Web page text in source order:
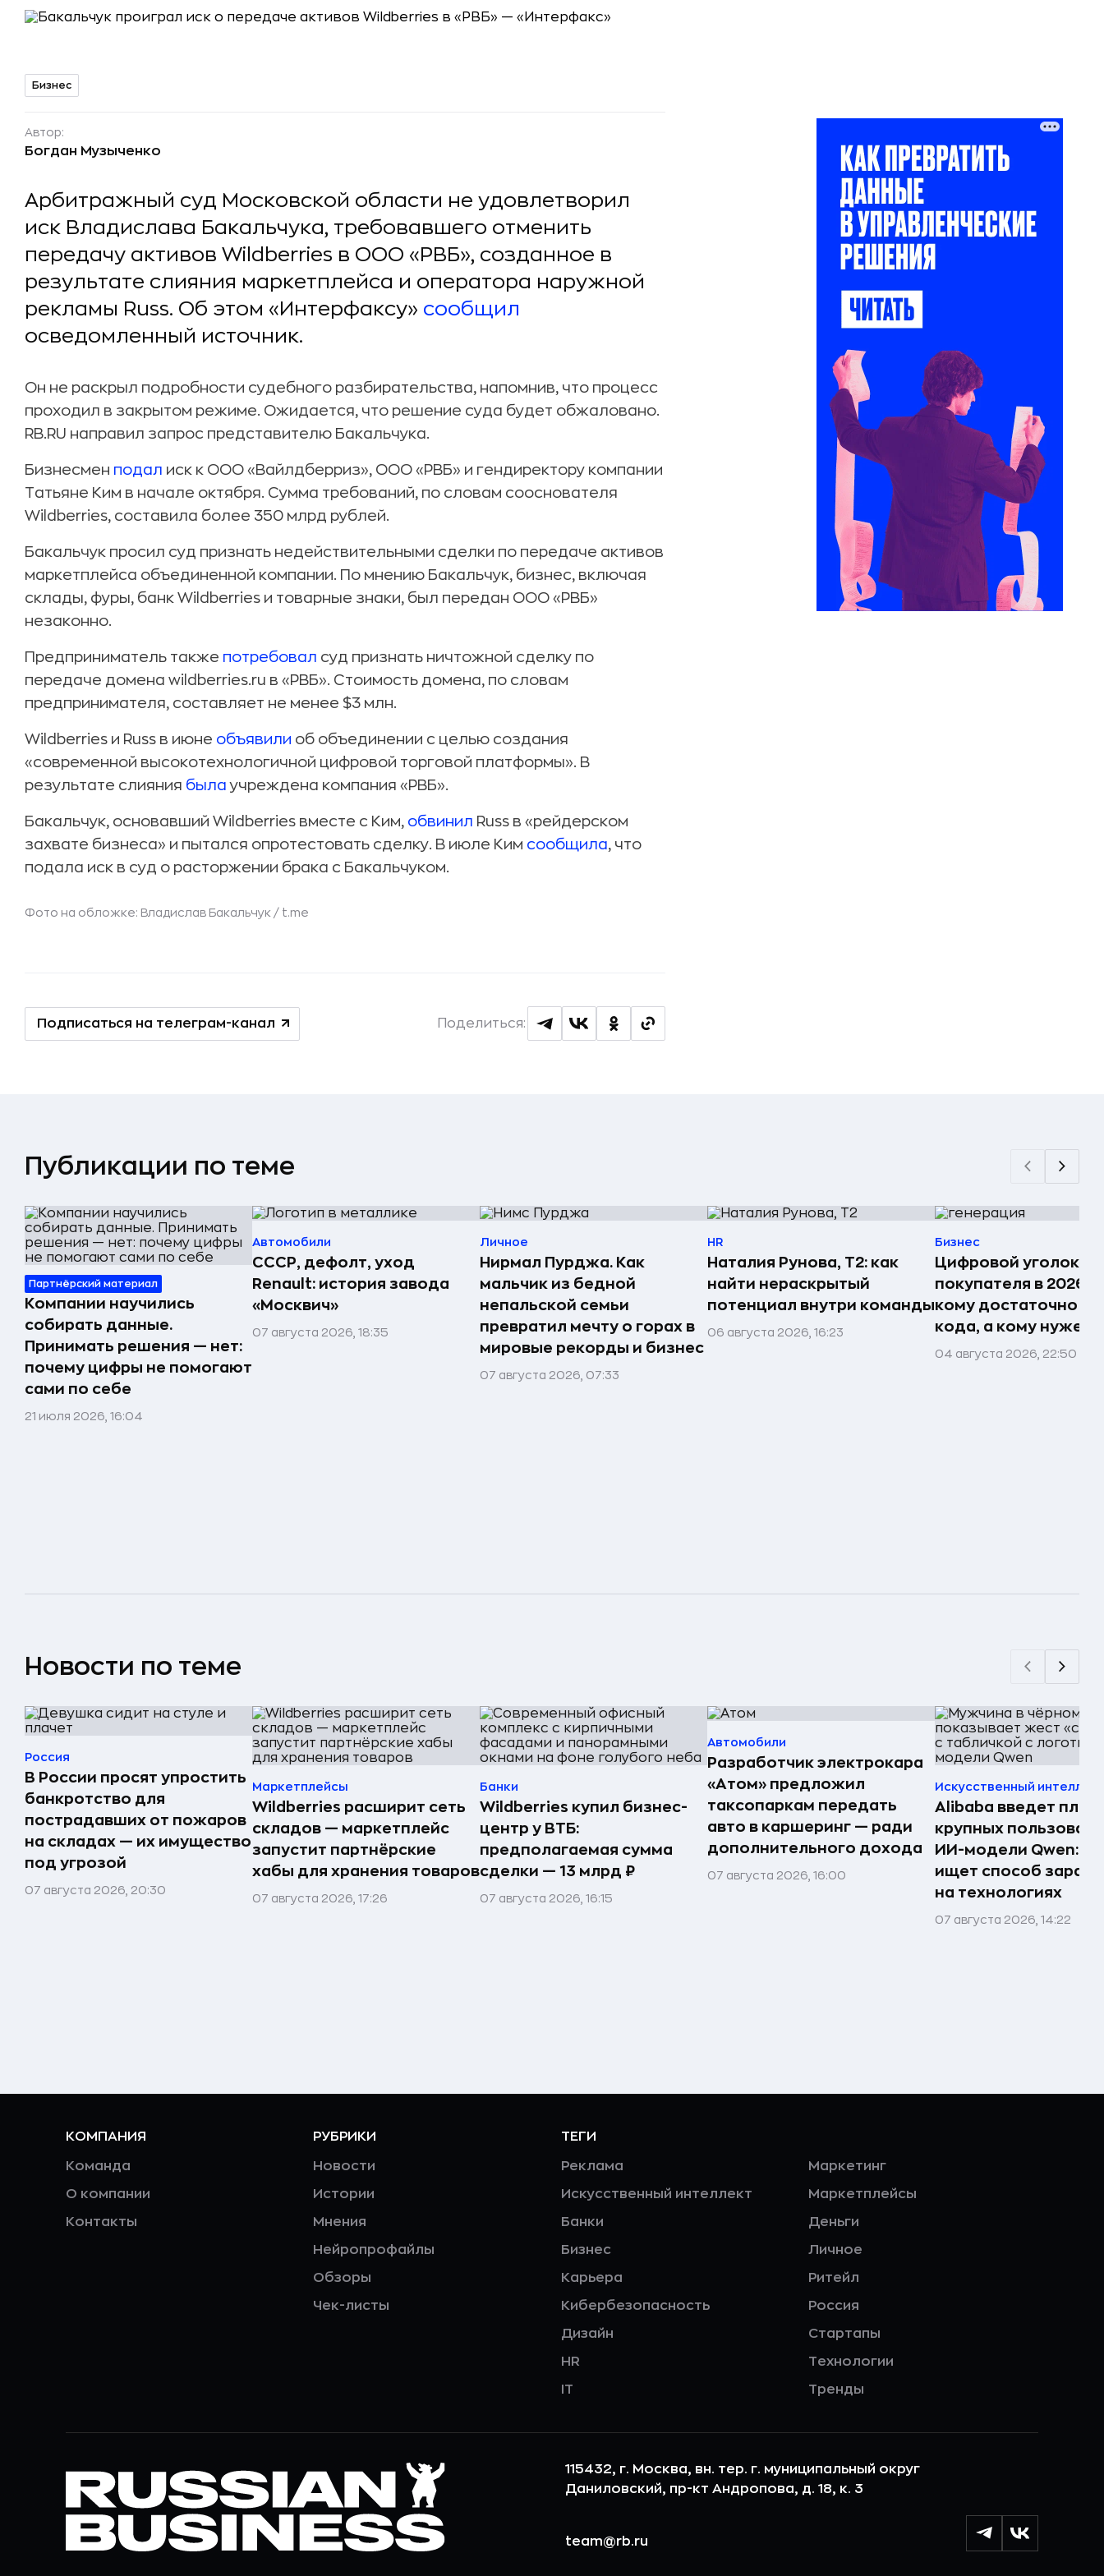
Бизнес
Автор:
Богдан Музыченко
Арбитражный суд Московской области не удовлетворил
иск Владислава Бакальчука, требовавшего отменить
передачу активов Wildberries в ООО «РВБ», созданное в
результате слияния маркетплейса и оператора наружной
рекламы Russ. Об этом «Интерфаксу» сообщил
осведомленный источник.
Он не раскрыл подробности судебного разбирательства, напомнив, что процесс
проходил в закрытом режиме. Ожидается, что решение суда будет обжаловано.
RB.RU направил запрос представителю Бакальчука.
Бизнесмен подал иск к ООО «Вайлдберриз», ООО «РВБ» и гендиректору компании
Татьяне Ким в начале октября. Сумма требований, по словам сооснователя
Wildberries, составила более 350 млрд рублей.
Бакальчук просил суд признать недействительными сделки по передаче активов
маркетплейса объединенной компании. По мнению Бакальчук, бизнес, включая
склады, фуры, банк Wildberries и товарные знаки, был передан ООО «РВБ»
незаконно.
Предприниматель также потребовал суд признать ничтожной сделку по
передаче домена wildberries.ru в «РВБ». Стоимость домена, по словам
предпринимателя, составляет не менее $3 млн.
Wildberries и Russ в июне объявили об объединении с целью создания
«современной высокотехнологичной цифровой торговой платформы». В
результате слияния была учреждена компания «РВБ».
Бакальчук, основавший Wildberries вместе с Ким, обвинил Russ в «рейдерском
захвате бизнеса» и пытался опротестовать сделку. В июле Ким сообщила, что
подала иск в суд о расторжении брака с Бакальчуком.
Фото на обложке: Владислав Бакальчук / t.me
Подписаться на телеграм-канал Поделиться:
Публикации по теме
Партнёрский материал
Компании научились
собирать данные.
Принимать решения — нет:
почему цифры не помогают
сами по себе
21 июля 2026, 16:04
Автомобили
СССР, дефолт, уход
Renault: история завода
«Москвич»
07 августа 2026, 18:35
Личное
Нирмал Пурджа. Как
мальчик из бедной
непальской семьи
превратил мечту о горах в
мировые рекорды и бизнес
07 августа 2026, 07:33
HR
Наталия Рунова, Т2: как
найти нераскрытый
потенциал внутри команды
06 августа 2026, 16:23
Бизнес
Цифровой уголок
покупателя в 2026
кому достаточно
кода, а кому нужен
04 августа 2026, 22:50
Новости по теме
Россия
В России просят упростить
банкротство для
пострадавших от пожаров
на складах — их имущество
под угрозой
07 августа 2026, 20:30
Маркетплейсы
Wildberries расширит сеть
складов — маркетплейс
запустит партнёрские
хабы для хранения товаров
07 августа 2026, 17:26
Банки
Wildberries купил бизнес-
центр у ВТБ:
предполагаемая сумма
сделки — 13 млрд ₽
07 августа 2026, 16:15
Автомобили
Разработчик электрокара
«Атом» предложил
таксопаркам передать
авто в каршеринг — ради
дополнительного дохода
07 августа 2026, 16:00
Искусственный
Alibaba введет
крупных
ИИ-модели Qwen:
ищет способ
на технологиях
07 августа 2026, 14:22
КОМПАНИЯ
Команда
О компании
Контакты
РУБРИКИ
Новости
Истории
Мнения
Нейропрофайлы
Обзоры
Чек-листы
ТЕГИ
Реклама
Искусственный интеллект
Банки
Бизнес
Карьера
Кибербезопасность
Дизайн
HR
IT
Маркетинг
Маркетплейсы
Деньги
Личное
Ритейл
Россия
Стартапы
Технологии
Тренды
115432, г. Москва, вн. тер. г. муниципальный округ
Даниловский, пр-кт Андропова, д. 18, к. 3
team@rb.ru